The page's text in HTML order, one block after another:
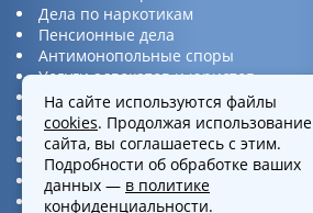
Дела по наркотикам
Пенсионные дела
Антимонопольные споры
Услуги адвокатов и юристов
Юридическая консультация
Споры по ДТП
Защита прав потребителей
Услуги по бизнес вопросам
Интеллектуальная собственность
Представительство в суде
На сайте используются файлы
cookies. Продолжая использование
сайта, вы соглашаетесь с этим.
Подробности об обработке ваших
данных — в политике
конфиденциальности.